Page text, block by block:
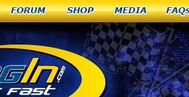
Forum Shop Media FAQs